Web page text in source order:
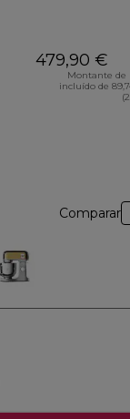
479,90 €
Montante de
incluído de
Comparar